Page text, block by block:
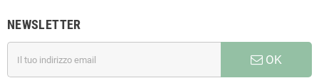
NEWSLETTER
OK